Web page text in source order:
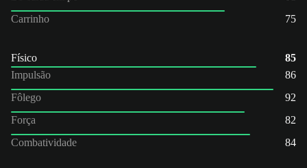
Carrinho
75
Físico
85
Impulsão
86
Fôlego
92
Força
82
Combatividade
84